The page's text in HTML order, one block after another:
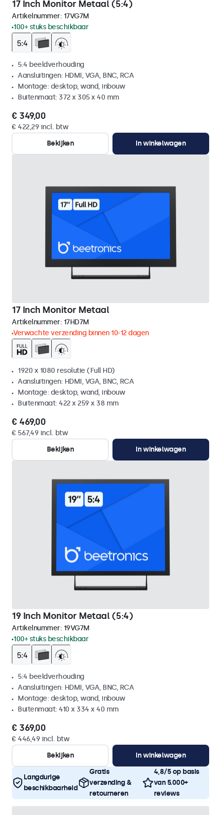
17 Inch Monitor Metaal (5:4)
Artikelnummer: 17VG7M
100+ stuks beschikbaar
5:4 beeldverhouding
Aansluitingen: HDMI, VGA, BNC, RCA
Montage: desktop, wand, inbouw
Buitenmaat: 372 x 305 x 40 mm
€ 349,00
€ 422,29 incl. btw
Bekijken
In winkelwagen
17 Inch Monitor Metaal
Artikelnummer: 17HD7M
Verwachte verzending binnen 10-12 dagen
1920 x 1080 resolutie (Full HD)
Aansluitingen: HDMI, VGA, BNC, RCA
Montage: desktop, wand, inbouw
Buitenmaat: 422 x 259 x 38 mm
€ 469,00
€ 567,49 incl. btw
Bekijken
In winkelwagen
19 Inch Monitor Metaal (5:4)
Artikelnummer: 19VG7M
100+ stuks beschikbaar
5:4 beeldverhouding
Aansluitingen: HDMI, VGA, BNC, RCA
Montage: desktop, wand, inbouw
Buitenmaat: 410 x 334 x 40 mm
€ 369,00
€ 446,49 incl. btw
Bekijken
In winkelwagen
Langdurige
beschikbaarheid
Gratis
verzending &
retourneren
4,8/5 op basis
van 5.000+
reviews